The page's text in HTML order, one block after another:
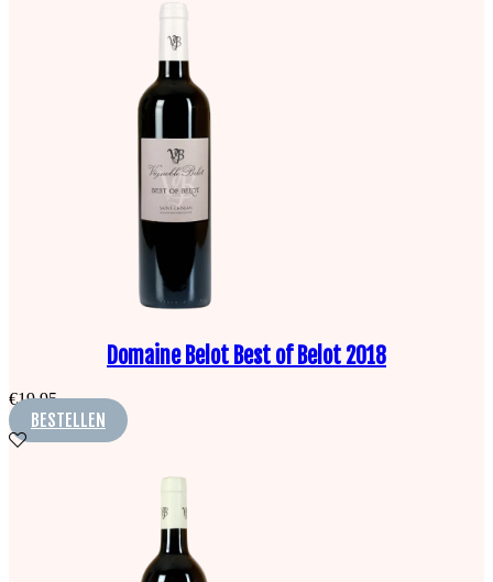
Domaine Belot Best of Belot 2018
€19,95
BESTELLEN